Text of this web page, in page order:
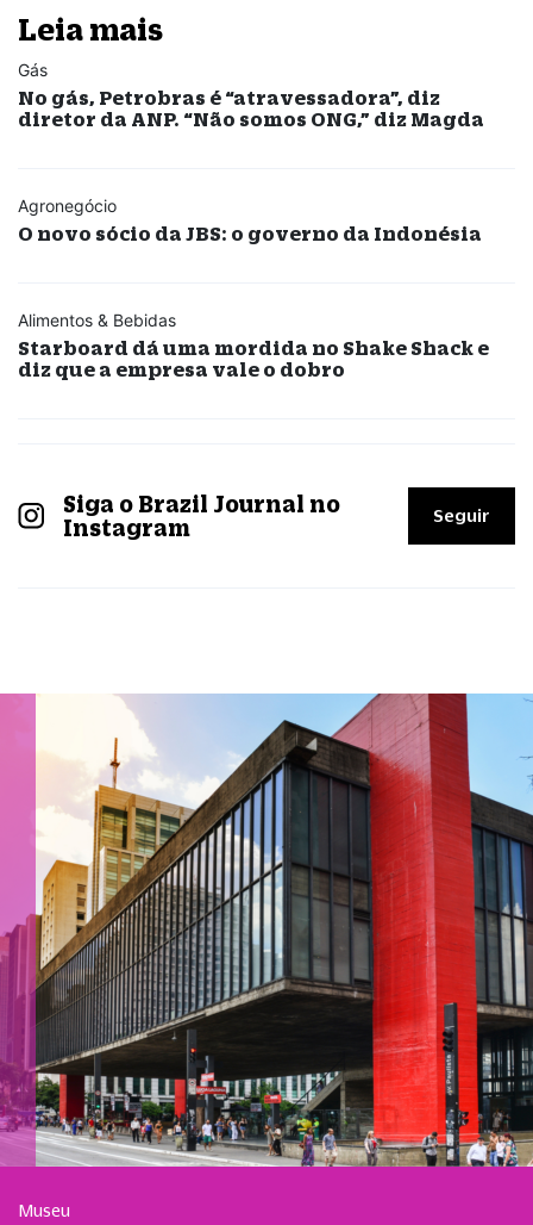
Leia mais
Gás
No gás, Petrobras é “atravessadora”, diz
diretor da ANP. “Não somos ONG,” diz Magda
Agronegócio
O novo sócio da JBS: o governo da Indonésia
Alimentos & Bebidas
Starboard dá uma mordida no Shake Shack e
diz que a empresa vale o dobro
Siga o Brazil Journal no
Instagram
Seguir
Museu